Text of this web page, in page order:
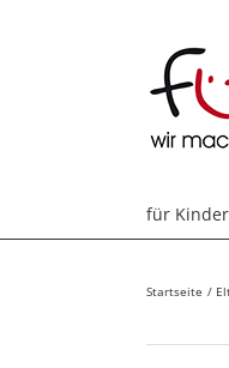
für Kinder
Startseite